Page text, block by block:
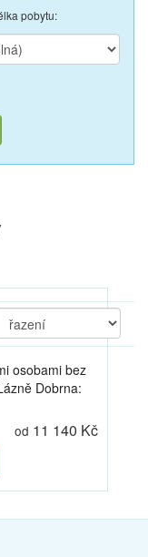
pobytu:
osobami bez
Dobrna:
od 11 140 Kč